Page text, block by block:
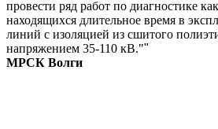
провести ряд работ по диагностике
находящихся длительное время в
линий с изоляцией из сшитого
напряжением 35-110 кВ.""
МРСК Волги